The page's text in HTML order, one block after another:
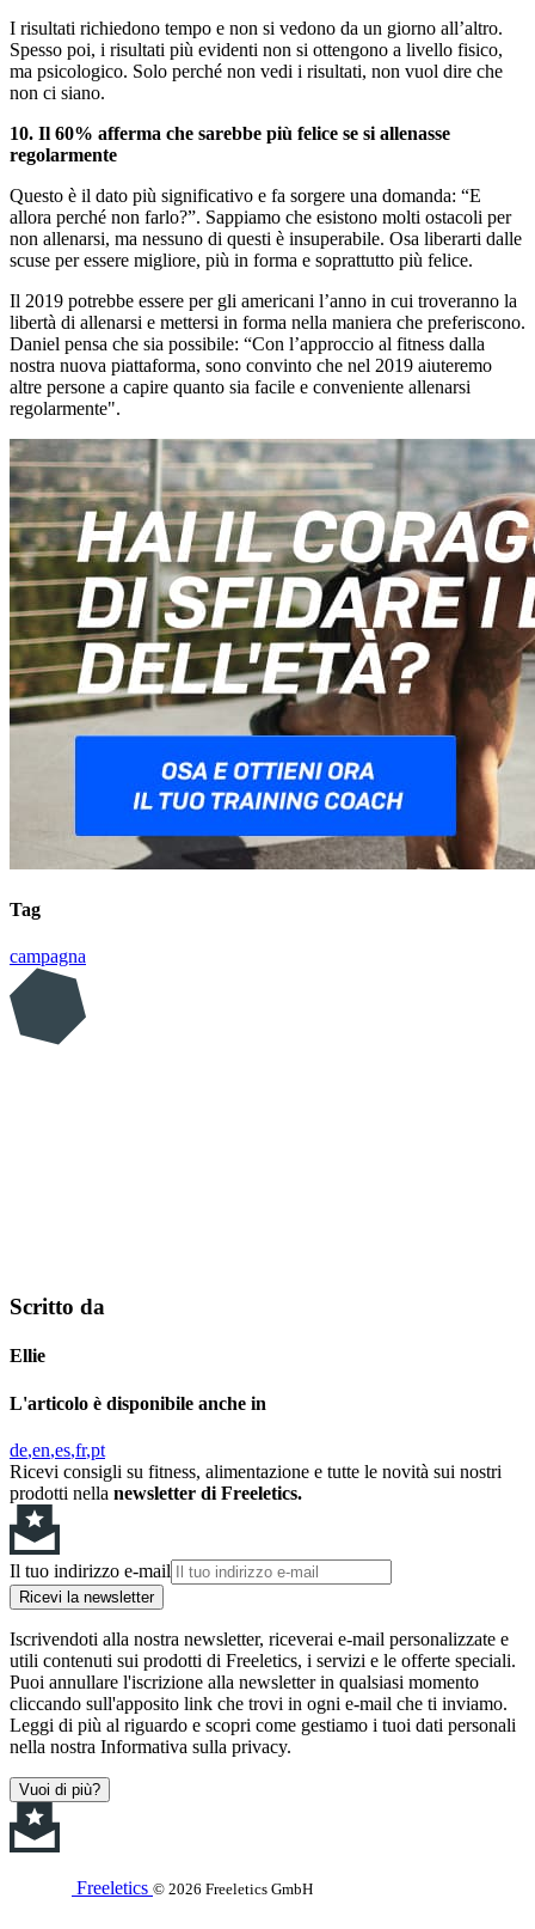
I risultati richiedono tempo e non si vedono da un giorno all’altro.
Spesso poi, i risultati più evidenti non si ottengono a livello fisico,
ma psicologico. Solo perché non vedi i risultati, non vuol dire che
non ci siano.
10. Il 60% afferma che sarebbe più felice se si allenasse
regolarmente
Questo è il dato più significativo e fa sorgere una domanda: “E
allora perché non farlo?”. Sappiamo che esistono molti ostacoli per
non allenarsi, ma nessuno di questi è insuperabile. Osa liberarti dalle
scuse per essere migliore, più in forma e soprattutto più felice.
Il 2019 potrebbe essere per gli americani l’anno in cui troveranno la
libertà di allenarsi e mettersi in forma nella maniera che preferiscono.
Daniel pensa che sia possibile: “Con l’approccio al fitness dalla
nostra nuova piattaforma, sono convinto che nel 2019 aiuteremo
altre persone a capire quanto sia facile e conveniente allenarsi
regolarmente".
Tag
campagna
Scritto da
Ellie
L'articolo è disponibile anche in
de en es fr pt
Ricevi consigli su fitness, alimentazione e tutte le novità sui nostri
prodotti nella newsletter di Freeletics.
Il tuo indirizzo e-mail
Ricevi la newsletter
Iscrivendoti alla nostra newsletter, riceverai e-mail personalizzate e
utili contenuti sui prodotti di Freeletics, i servizi e le offerte speciali.
Puoi annullare l'iscrizione alla newsletter in qualsiasi momento
cliccando sull'apposito link che trovi in ogni e-mail che ti inviamo.
Leggi di più al riguardo e scopri come gestiamo i tuoi dati personali
nella nostra Informativa sulla privacy.
Vuoi di più?
Freeletics © 2026 Freeletics GmbH